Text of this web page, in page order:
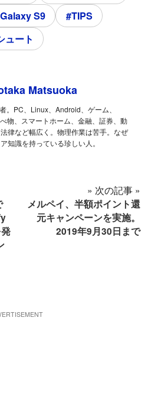
S9
#TIPS
ュート
Matsuoka
。PC、Linux、Android、ゲーム、
物、スマートホーム、金融、証券、動
律など幅広く。物理作業は苦手。なぜ
知識を持っている珍しい人。
» 次の記事 »
メルペイ、半額ポイント還
元キャンペーンを実施。
2019年9月30日まで